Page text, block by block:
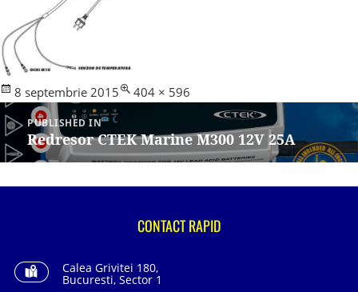
Posted
8 septembrie 2015
Full
404 × 596
Navigare
în
articole
PUBLISHED IN
Redresor CTEK Marine M300 12V 25A
CONTACT RAPID
Calea Grivitei 180,
Bucuresti, Sector 1